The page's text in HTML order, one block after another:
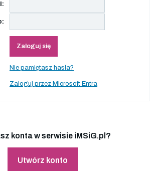
Zaloguj się
Nie pamiętasz hasła?
Zaloguj przez Microsoft Entra
konta w serwisie iMSiG.pl?
Utwórz konto